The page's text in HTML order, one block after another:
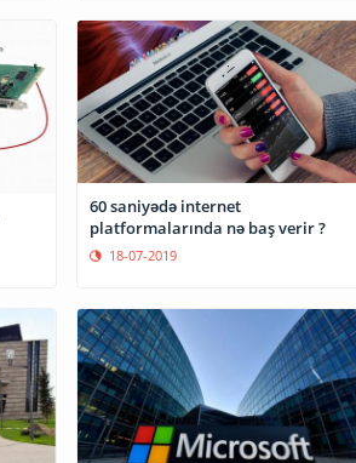
60 saniyədə internet
platformalarında nə baş verir ?
18-07-2019